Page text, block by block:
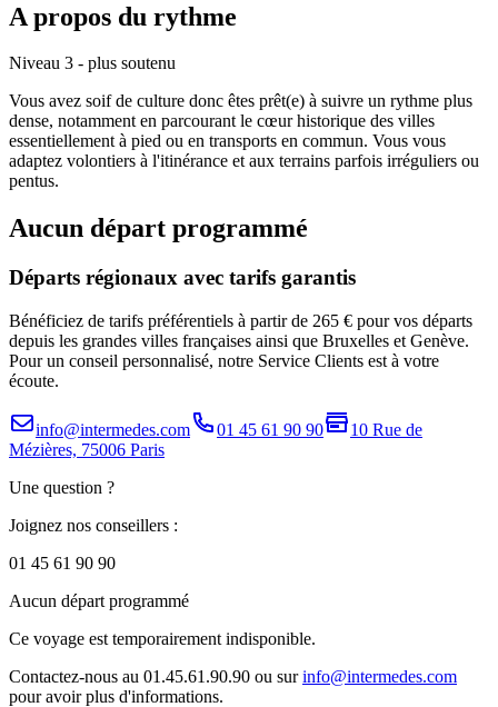
A propos du rythme
Niveau 3 - plus soutenu
Vous avez soif de culture donc êtes prêt(e) à suivre un rythme plus
dense, notamment en parcourant le cœur historique des villes
essentiellement à pied ou en transports en commun. Vous vous
adaptez volontiers à l'itinérance et aux terrains parfois irréguliers ou
pentus.
Aucun départ programmé
Départs régionaux avec tarifs garantis
Bénéficiez de tarifs préférentiels à partir de 265 € pour vos départs
depuis les grandes villes françaises ainsi que Bruxelles et Genève.
Pour un conseil personnalisé, notre Service Clients est à votre
écoute.
info@intermedes.com 01 45 61 90 90
10 Rue de
Mézières, 75006 Paris
Une question ?
Joignez nos conseillers :
01 45 61 90 90
Aucun départ programmé
Ce voyage est temporairement indisponible.
Contactez-nous au 01.45.61.90.90 ou surinfo@intermedes.com
pour avoir plus d'informations.